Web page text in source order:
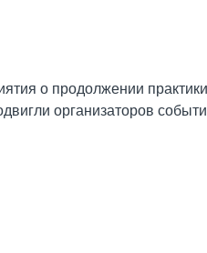
о продолжении
организаторов